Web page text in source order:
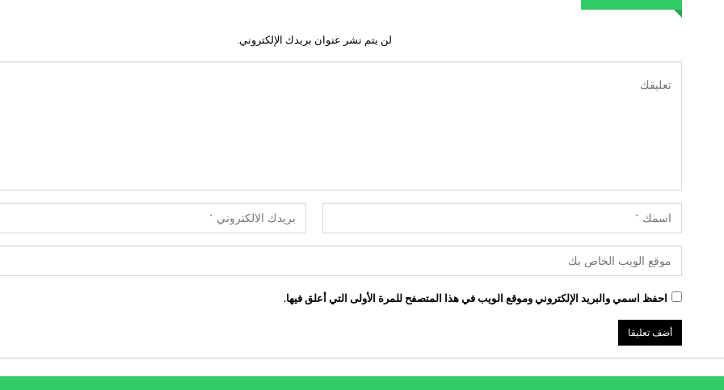
لن يتم نشر عنوان بريدك الإلكتروني.
احفظ اسمي والبريد الإلكتروني وموقع الويب في هذا المتصفح للمرة الأولى التي أعلق فيها.